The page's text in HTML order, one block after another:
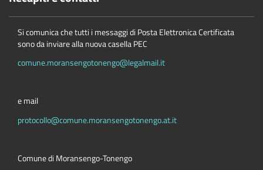
Si comunica che tutti i messaggi di Posta Elettronica Certificata
sono da inviare alla nuova casella PEC
comune.moransengotonengo@legalmail.it
e mail
protocollo@comune.moransengotonengo.at.it
Comune di Moransengo-Tonengo